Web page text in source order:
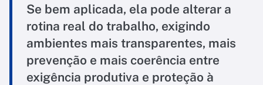
Se bem aplicada, ela pode alterar a
rotina real do trabalho, exigindo
ambientes mais transparentes, mais
prevenção e mais coerência entre
exigência produtiva e proteção à